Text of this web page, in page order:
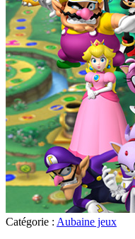
Catégorie : Aubaine jeux